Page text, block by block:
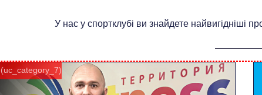
У нас у спортклубі ви знайдете найвигідніші
(uc_category_7)